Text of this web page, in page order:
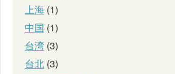
上海 (1)
中国 (1)
台湾 (3)
台北 (3)